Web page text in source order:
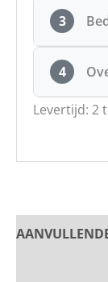
3
4
Levertijd: 2